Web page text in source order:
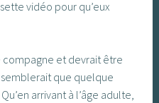
vidéo pour qu’eux
compagne et devrait être
que quelque
arrivant à l’âge adulte,